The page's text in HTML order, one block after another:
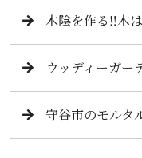
木陰を作る‼️木
ウッディーガー
守谷市のモルタ